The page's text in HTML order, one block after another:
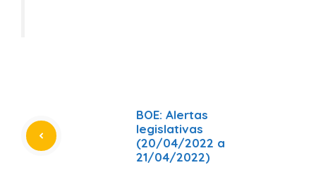
BOE: Alertas
legislativas
(20/04/2022 a
21/04/2022)